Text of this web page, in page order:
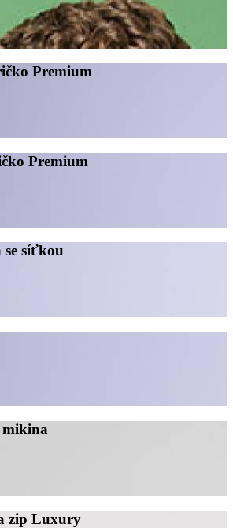
Premium
Premium
síťkou
mikina
zip Luxury